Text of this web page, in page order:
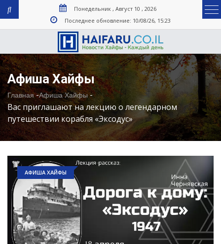
Понедельник , Август 10 , 2026
Последнее обновление: 10/08/26, 15:23
Афиша Хайфы
Главная-Афиша Хайфы-
Вас приглашают на лекцию о легендарном
путешествии корабля «Эксодус»
АФИША ХАЙФЫ